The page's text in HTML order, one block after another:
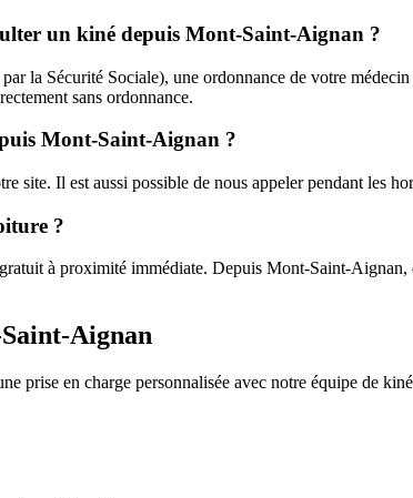
un kiné depuis Mont-Saint-Aignan ?
la Sécurité Sociale), une ordonnance de votre
sans ordonnance.
Mont-Saint-Aignan ?
site. Il est aussi possible de nous appeler pendant les
?
à proximité immédiate. Depuis Mont-Saint-Aignan,
Aignan
prise en charge personnalisée avec notre équipe de